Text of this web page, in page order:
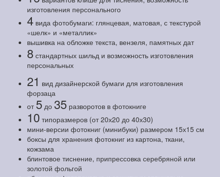
изготовления персонального
4 вида фотобумаги: глянцевая, матовая, с текстурой
«шелк» и «металлик»
вышивка на обложке текста, вензеля, памятных дат
8 стандартных шильд и возможность изготовления
персональных
21 вид дизайнерской бумаги для изготовления
форзаца
от 5 до 35 разворотов в фотокниге
10 типоразмеров (от 20х20 до 40х30)
мини-версии фотокниг (минибуки) размером 15х15 см
боксы для хранения фотокниг из картона, ткани,
кожзама
блинтовое тиснение, припрессовка серебряной или
золотой фольгой